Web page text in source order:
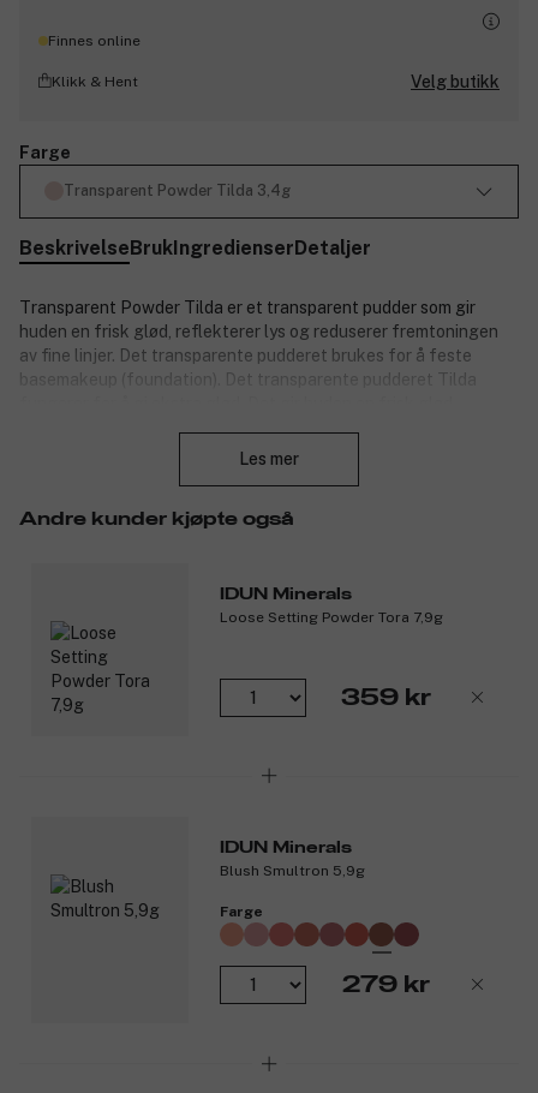
Finnes online
Klikk & Hent Velg butikk
Farge
Transparent Powder Tilda 3,4g
BeskrivelseBrukIngredienserDetaljer
Transparent Powder Tilda er et transparent pudder som gir
huden en frisk glød, reflekterer lys og reduserer fremtoningen
av fine linjer. Det transparente pudderet brukes for å feste
basemakeup (foundation). Det transparente pudderet Tilda
Les mer
Andre kunder kjøpte også
IDUN Minerals
Loose Setting Powder Tora 7,9g
359 kr
IDUN Minerals
Blush Smultron 5,9g
Farge
279 kr